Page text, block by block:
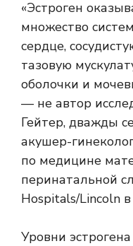
«Эстроген
множество
сердце,
тазовую
оболочки и
— не автор
Гейтер, дважды
акушер-
по медицине
перинатальной
Hospitals/Lincoln
Уровни эстрогена